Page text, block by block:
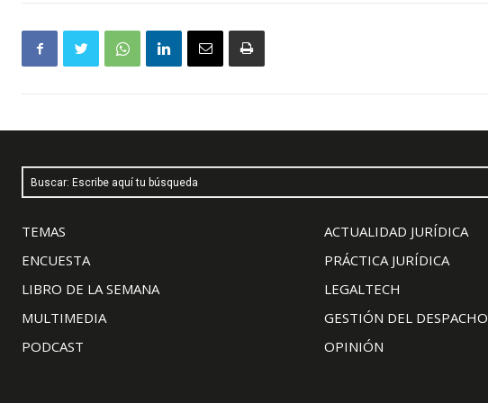
Buscar: Escribe aquí tu búsqueda
TEMAS
ENCUESTA
LIBRO DE LA SEMANA
MULTIMEDIA
PODCAST
ACTUALIDAD JURÍDICA
PRÁCTICA JURÍDICA
LEGALTECH
GESTIÓN DEL DESPACHO
OPINIÓN